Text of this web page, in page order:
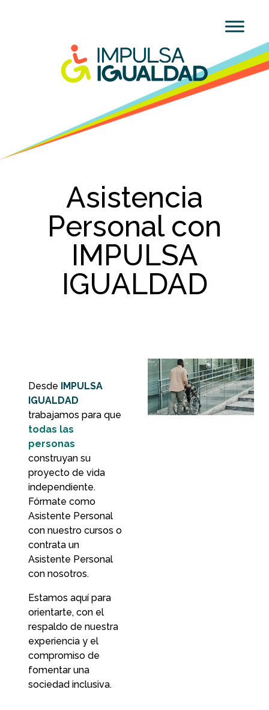
Asistencia
Personal con
IMPULSA
IGUALDAD
Desde IMPULSA
IGUALDAD
trabajamos para que
todas las
personas
construyan su
proyecto de vida
independiente.
Fórmate como
Asistente Personal
con nuestro cursos o
contrata un
Asistente Personal
con nosotros.
Estamos aquí para
orientarte, con el
respaldo de nuestra
experiencia y el
compromiso de
fomentar una
sociedad inclusiva.